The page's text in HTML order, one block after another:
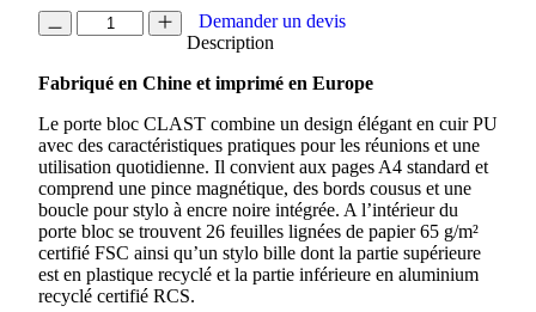
quantité
de
BLOC
AVEC
FERMETURE
MAGNETIQUE
ET
STYLO
BILLE
RECYCLE
RCS
CLAST
Demander un devis
Description
Fabriqué en Chine et imprimé en Europe
Le porte bloc CLAST combine un design élégant en cuir PU
avec des caractéristiques pratiques pour les réunions et une
utilisation quotidienne. Il convient aux pages A4 standard et
comprend une pince magnétique, des bords cousus et une
boucle pour stylo à encre noire intégrée. A l’intérieur du
porte bloc se trouvent 26 feuilles lignées de papier 65 g/m²
certifié FSC ainsi qu’un stylo bille dont la partie supérieure
est en plastique recyclé et la partie inférieure en aluminium
recyclé certifié RCS.